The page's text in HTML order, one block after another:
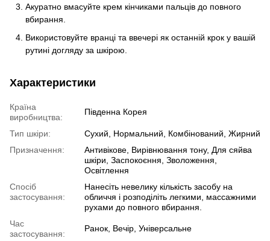
Акуратно вмасуйте крем кінчиками пальців до повного
вбирання.
Використовуйте вранці та ввечері як останній крок у вашій
рутині догляду за шкірою.
Характеристики
Країна
виробництва:
Південна Корея
Тип шкіри:
Сухий, Нормальний, Комбінований, Жирний
Призначення:
Антивікове, Вирівнювання тону, Для сяйва
шкіри, Заспокоєння, Зволоження,
Освітлення
Спосіб
застосування:
Нанесіть невелику кількість засобу на
обличчя і розподіліть легкими, массажними
рухами до повного вбирання.
Час
застосування:
Ранок, Вечір, Універсальне